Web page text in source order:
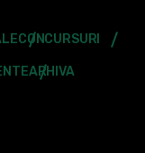
CONCURSURI
ARHIVA